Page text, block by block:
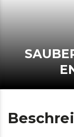
SAUBERE LUFT FÜR MEHR